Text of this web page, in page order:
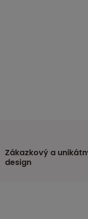
Zákazkový a
design